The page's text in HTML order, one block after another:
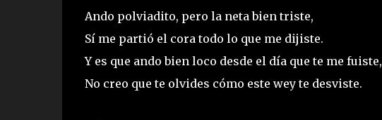
Ando polviadito, pero la neta bien triste,
Sí me partió el cora todo lo que me dijiste.
Y es que ando bien loco desde el día que te me fuiste,
No creo que te olvides cómo este wey te desviste.